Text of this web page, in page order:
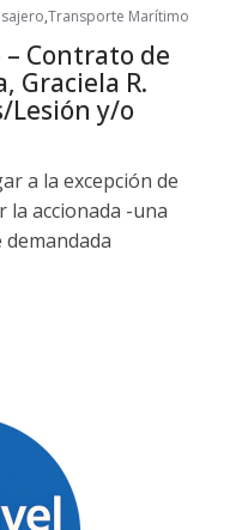
,Transporte Marítimo
Contrato de
Graciela R.
Lesión y/o
a la excepción de
accionada -una